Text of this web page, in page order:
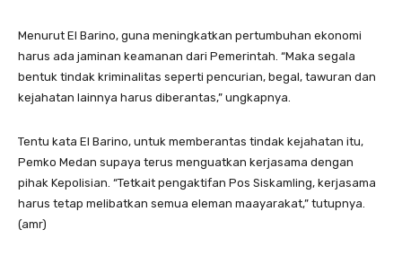
Menurut El Barino, guna meningkatkan pertumbuhan ekonomi
harus ada jaminan keamanan dari Pemerintah. “Maka segala
bentuk tindak kriminalitas seperti pencurian, begal, tawuran dan
kejahatan lainnya harus diberantas,” ungkapnya.
Tentu kata El Barino, untuk memberantas tindak kejahatan itu,
Pemko Medan supaya terus menguatkan kerjasama dengan
pihak Kepolisian. “Tetkait pengaktifan Pos Siskamling, kerjasama
harus tetap melibatkan semua eleman maayarakat,” tutupnya.
(amr)